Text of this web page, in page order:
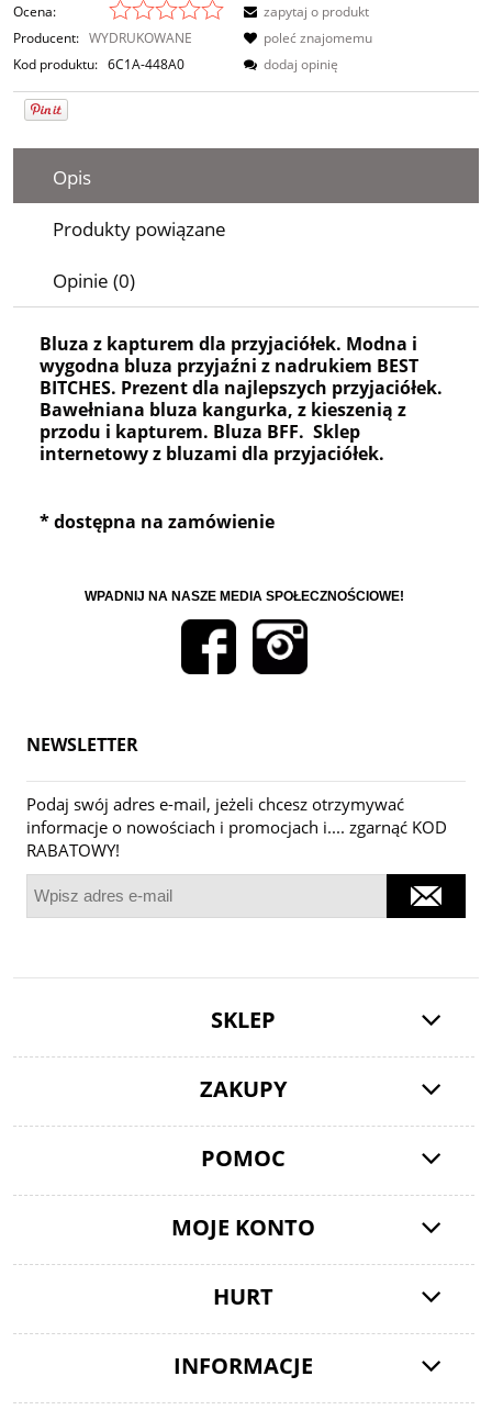
Ocena:
Producent: WYDRUKOWANE
Kod produktu: 6C1A-448A0
zapytaj o produkt
poleć znajomemu
dodaj opinię
Opis
Produkty powiązane
Opinie (0)
Bluza z kapturem dla przyjaciółek. Modna i
wygodna bluza przyjaźni z nadrukiem BEST
BITCHES. Prezent dla najlepszych przyjaciółek.
Bawełniana bluza kangurka, z kieszenią z
przodu i kapturem. Bluza BFF. Sklep
internetowy z bluzami dla przyjaciółek.
* dostępna na zamówienie
WPADNIJ NA NASZE MEDIA SPOŁECZNOŚCIOWE!
NEWSLETTER
Podaj swój adres e-mail, jeżeli chcesz otrzymywać
informacje o nowościach i promocjach i.... zgarnąć KOD
RABATOWY!
SKLEP
ZAKUPY
POMOC
MOJE KONTO
HURT
INFORMACJE